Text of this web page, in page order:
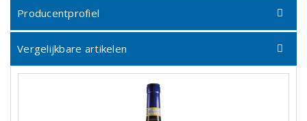
Producentprofiel
Vergelijkbare artikelen